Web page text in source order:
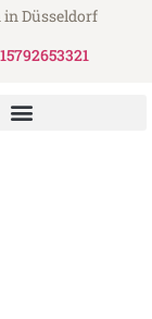
Düsseldorf